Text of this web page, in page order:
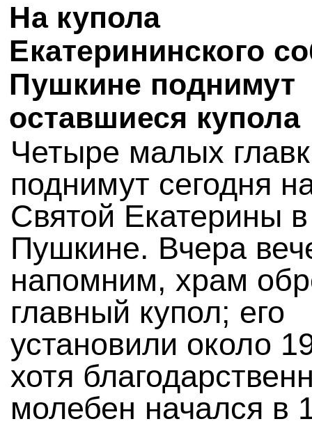
На купола
Екатерининского
Пушкине поднимут
оставшиеся купола
Четыре малых
поднимут сегодня
Святой Екатерины
Пушкине. Вчера
напомним, храм
главный купол; его
установили около
хотя
молебен начался в